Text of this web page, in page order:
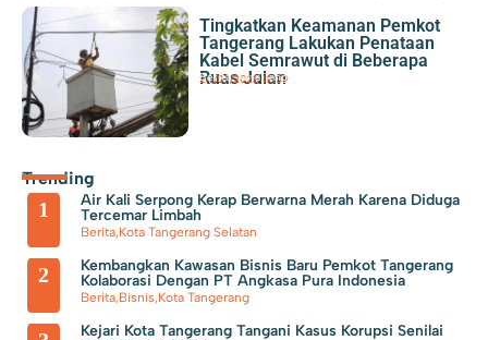
Tigaraksa Penemuan Ratusan Senpi dan Narkoba di
Sekolah Swasta Ditangani Polres Metro Jakarta Selatan
70 Pengurus IPSM Dilantik, Sahrudin Harap Peran PSM Sebagai
Kemerdekaan Potongan Harga Pemasangan Sambungan Air Bersih
Hingga 8I Persen
Kota Bekuk Pengedar Obat Keras di Kosambi Tangerang
Tingkatkan Keamanan Pemkot
Tangerang Lakukan Penataan
Kabel Semrawut di Beberapa
Ruas Jalan
24/07/2025|19:39
Berita,Kota Tangerang
Trending
1
Air Kali Serpong Kerap Berwarna Merah Karena Diduga
Tercemar Limbah
Berita,Kota Tangerang Selatan
2
Kembangkan Kawasan Bisnis Baru Pemkot Tangerang
Kolaborasi Dengan PT Angkasa Pura Indonesia
Berita,Bisnis,Kota Tangerang
Kejari Kota Tangerang Tangani Kasus Korupsi Senilai